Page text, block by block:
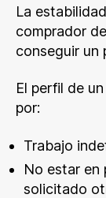
La
comprador
conseguir un
El perfil de
por:
Trabajo
No estar en
solicitado